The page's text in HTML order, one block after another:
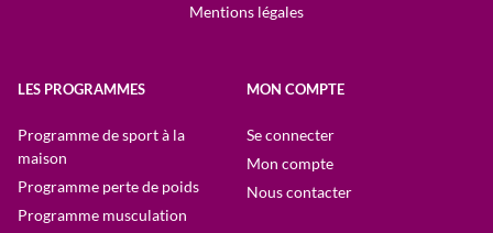
Mentions légales
LES PROGRAMMES
Programme de sport à la
maison
Programme perte de poids
Programme musculation
MON COMPTE
Se connecter
Mon compte
Nous contacter